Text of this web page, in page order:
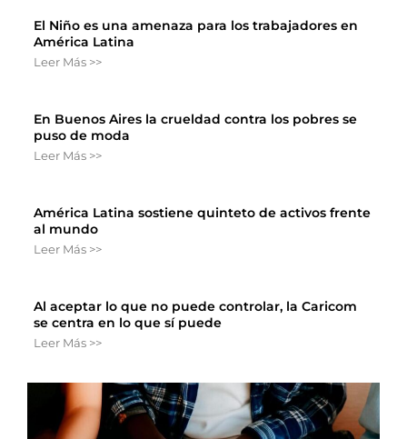
El Niño es una amenaza para los trabajadores en
América Latina
Leer Más >>
En Buenos Aires la crueldad contra los pobres se
puso de moda
Leer Más >>
América Latina sostiene quinteto de activos frente
al mundo
Leer Más >>
Al aceptar lo que no puede controlar, la Caricom
se centra en lo que sí puede
Leer Más >>